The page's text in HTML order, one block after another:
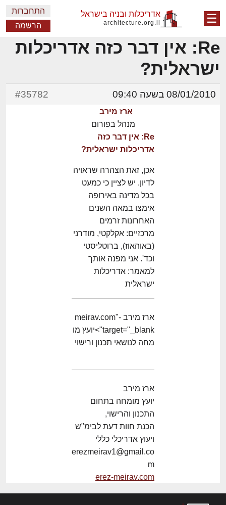
☰ אדריכלות ובניה בישראל
architecture.org.il
התחברות
הרשמה
Re: אין דבר כזה אדריכלות
ישראלית?
08/01/2010 בשעה 09:40 #35782
ארז מירב
מנהל בפורום
Re: אין דבר כזה
אדריכלות ישראלית?
אכן, זאת הצהרה שראויה
לדיון. יש לציין כי כמעט
בכל מדינה באירופה
אימצו במאה השנים
האחרונות זרמים
מרכזיים: אקלקטי, מודרני
(באוהאוז), ברוטליסטי
וכד'. אני מפנה אותך
למאמר: אדריכלות
ישראלית
ארז מירב -meirav.com"
target="_blank">יועץ מו
מחה לנושאי תכנון ורישוי
ארז מירב
יועץ מומחה בתחום
התכנון והרישוי,
הכנת חוות דעת לבימ"ש
ויעוץ אדריכלי כללי
erezmeirav1@gmail.co
m
erez-meirav.com